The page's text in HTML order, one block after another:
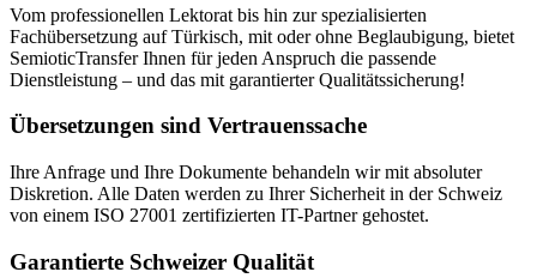
Vom professionellen Lektorat bis hin zur spezialisierten
Fachübersetzung auf Türkisch, mit oder ohne Beglaubigung, bietet
SemioticTransfer Ihnen für jeden Anspruch die passende
Dienstleistung – und das mit garantierter Qualitätssicherung!
Übersetzungen sind Vertrauenssache
Ihre Anfrage und Ihre Dokumente behandeln wir mit absoluter
Diskretion. Alle Daten werden zu Ihrer Sicherheit in der Schweiz
von einem ISO 27001 zertifizierten IT-Partner gehostet.
Garantierte Schweizer Qualität